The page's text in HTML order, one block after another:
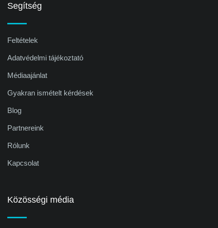
Segítség
Feltételek
Adatvédelmi tájékoztató
Médiaajánlat
Gyakran ismételt kérdések
Blog
Partnereink
Rólunk
Kapcsolat
Közösségi média